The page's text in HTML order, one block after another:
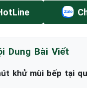
Dung Bài Viết
khử mùi bếp tại